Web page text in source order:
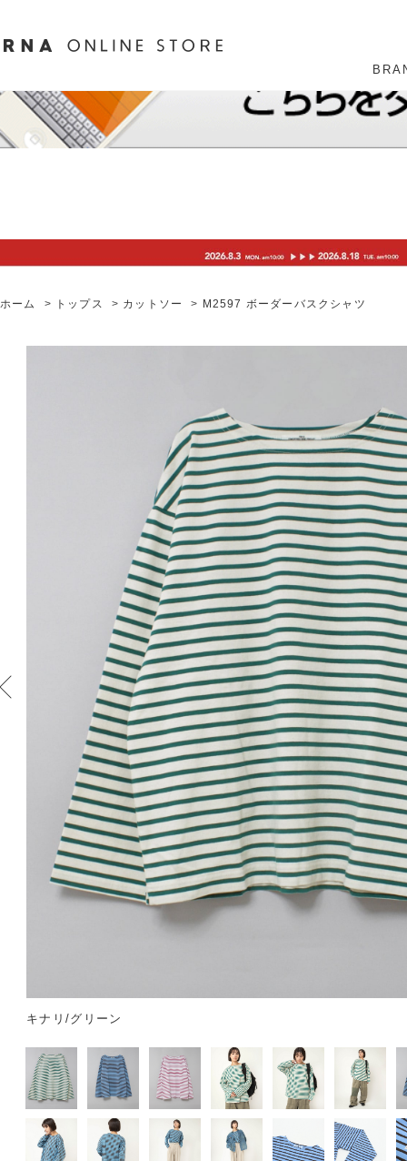
ホーム > トップス > カットソー > M2597 ボーダーバスクシャツ
キナリ/グリーン